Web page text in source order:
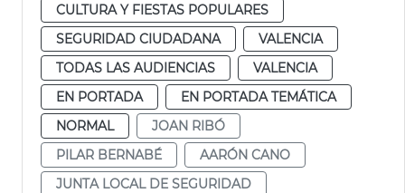
CULTURA Y FIESTAS POPULARES
SEGURIDAD CIUDADANA
VALENCIA
TODAS LAS AUDIENCIAS
VALENCIA
EN PORTADA
EN PORTADA TEMÁTICA
NORMAL
JOAN RIBÓ
PILAR BERNABÉ
AARÓN CANO
JUNTA LOCAL DE SEGURIDAD